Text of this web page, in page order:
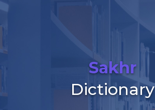
Sakhr
Dictionary